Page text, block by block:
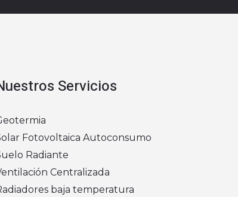
Servicios
Geotermia